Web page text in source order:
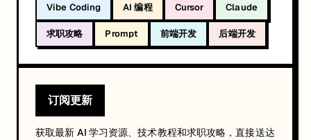
Vibe Coding AI 编程 Cursor Claude
求职攻略 Prompt 前端开发 后端开发
订阅更新
获取最新 AI 学习资源、技术教程和求职攻略，直接送达